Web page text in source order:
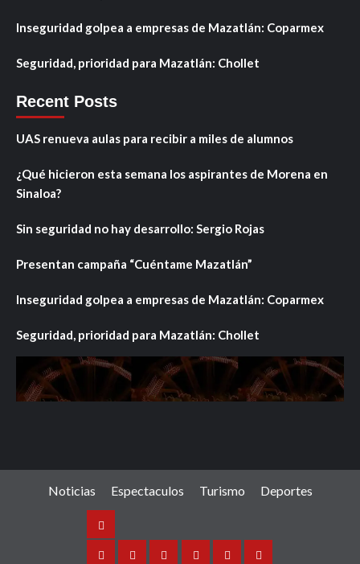
Inseguridad golpea a empresas de Mazatlán: Coparmex
Seguridad, prioridad para Mazatlán: Chollet
Recent Posts
UAS renueva aulas para recibir a miles de alumnos
¿Qué hicieron esta semana los aspirantes de Morena en
Sinaloa?
Sin seguridad no hay desarrollo: Sergio Rojas
Presentan campaña “Cuéntame Mazatlán”
Inseguridad golpea a empresas de Mazatlán: Coparmex
Seguridad, prioridad para Mazatlán: Chollet
Noticias Espectaculos Turismo Deportes
Noticias